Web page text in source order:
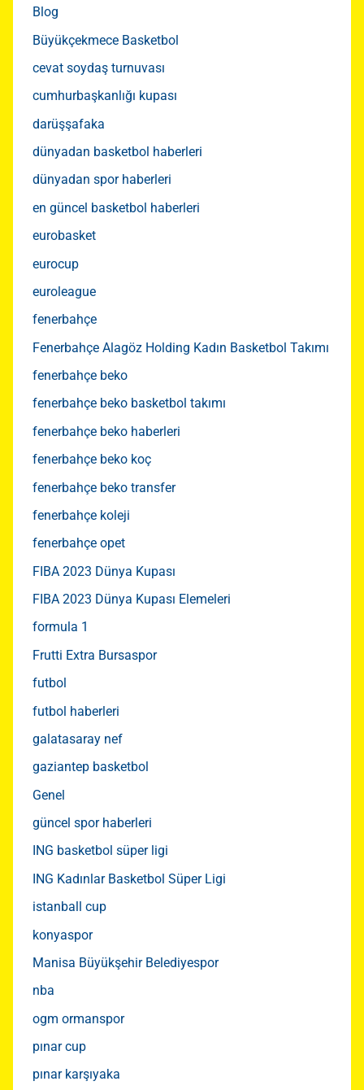
Blog
Büyükçekmece Basketbol
cevat soydaş turnuvası
cumhurbaşkanlığı kupası
darüşşafaka
dünyadan basketbol haberleri
dünyadan spor haberleri
en güncel basketbol haberleri
eurobasket
eurocup
euroleague
fenerbahçe
Fenerbahçe Alagöz Holding Kadın Basketbol Takımı
fenerbahçe beko
fenerbahçe beko basketbol takımı
fenerbahçe beko haberleri
fenerbahçe beko koç
fenerbahçe beko transfer
fenerbahçe koleji
fenerbahçe opet
FIBA 2023 Dünya Kupası
FIBA 2023 Dünya Kupası Elemeleri
formula 1
Frutti Extra Bursaspor
futbol
futbol haberleri
galatasaray nef
gaziantep basketbol
Genel
güncel spor haberleri
ING basketbol süper ligi
ING Kadınlar Basketbol Süper Ligi
istanball cup
konyaspor
Manisa Büyükşehir Belediyespor
nba
ogm ormanspor
pınar cup
pınar karşıyaka